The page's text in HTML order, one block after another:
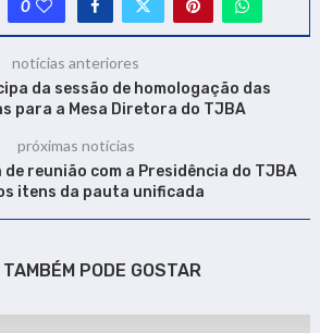
0
notícias anteriores
da sessão de homologação das
para a Mesa Diretora do TJBA
próximas notícias
reunião com a Presidência do TJBA
itens da pauta unificada
PODE GOSTAR